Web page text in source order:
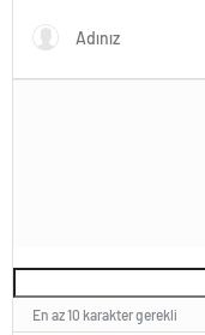
En az 10 karakter gerekli